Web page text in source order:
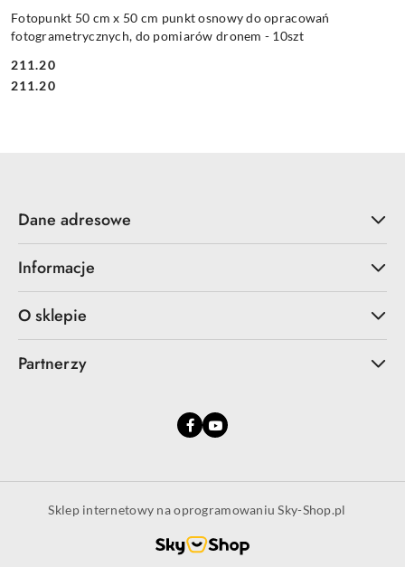
Fotopunkt 50 cm x 50 cm punkt osnowy do opracowań
fotogrametrycznych, do pomiarów dronem - 10szt
Cena:
211.20
Cena:
211.20
Dane adresowe
Informacje
O sklepie
Partnerzy
Sklep internetowy na oprogramowaniu Sky-Shop.pl